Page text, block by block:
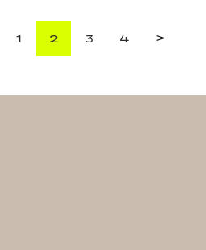
1 2 3 4 >